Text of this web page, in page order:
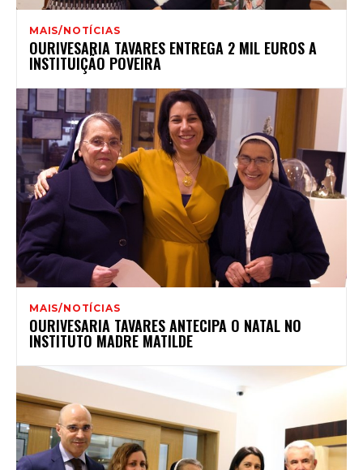
MAIS/NOTÍCIAS
OURIVESARIA TAVARES ENTREGA 2 MIL EUROS A
INSTITUIÇÃO POVEIRA
MAIS/NOTÍCIAS
OURIVESARIA TAVARES ANTECIPA O NATAL NO
INSTITUTO MADRE MATILDE